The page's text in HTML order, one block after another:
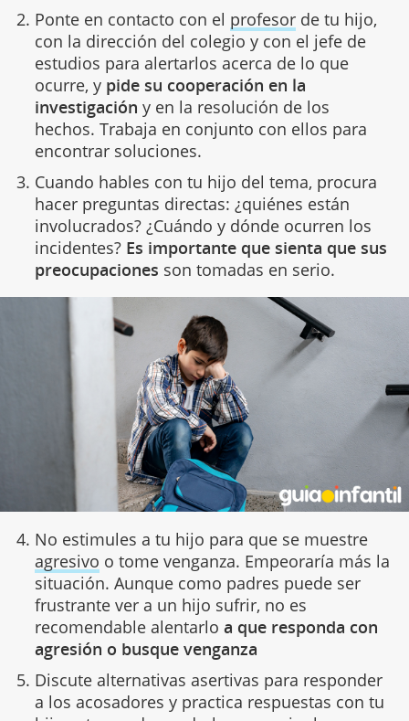
Ponte en contacto con el profesorde tu hijo,
con la dirección del colegio y con el jefe de
estudios para alertarlos acerca de lo que
ocurre, y pide su cooperación en la
investigación y en la resolución de los
hechos. Trabaja en conjunto con ellos para
encontrar soluciones.
Cuando hables con tu hijo del tema, procura
hacer preguntas directas: ¿quiénes están
involucrados? ¿Cuándo y dónde ocurren los
incidentes? Es importante que sienta que sus
preocupaciones son tomadas en serio.
No estimules a tu hijo para que se muestre
agresivo o tome venganza. Empeoraría más la
situación. Aunque como padres puede ser
frustrante ver a un hijo sufrir, no es
recomendable alentarlo a que responda con
agresión o busque venganza
Discute alternativas asertivas para responder
a los acosadores y practica respuestas con tu